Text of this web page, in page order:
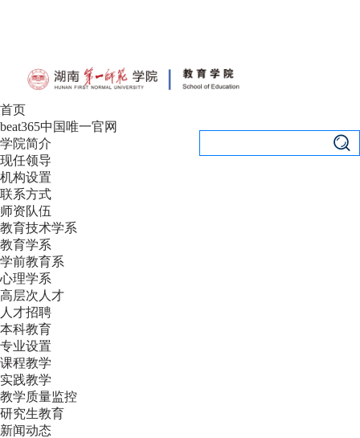
首页
beat365中国唯一官网
学院简介
现任领导
机构设置
联系方式
师资队伍
教育技术学系
教育学系
学前教育系
心理学系
高层次人才
人才招聘
本科教育
专业设置
课程教学
实践教学
教学质量监控
研究生教育
新闻动态